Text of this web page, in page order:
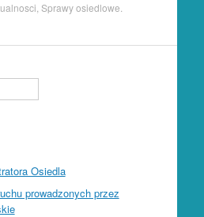
Sprawy osiedlowe
Osiedla
prowadzonych przez